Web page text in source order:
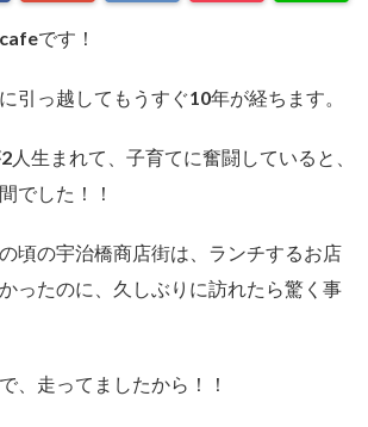
です！
引っ越してもうすぐ10年が経ちます。
人生まれて、子育てに奮闘していると、
でした！！
頃の宇治橋商店街は、ランチするお店
ったのに、久しぶりに訪れたら驚く事
、走ってましたから！！